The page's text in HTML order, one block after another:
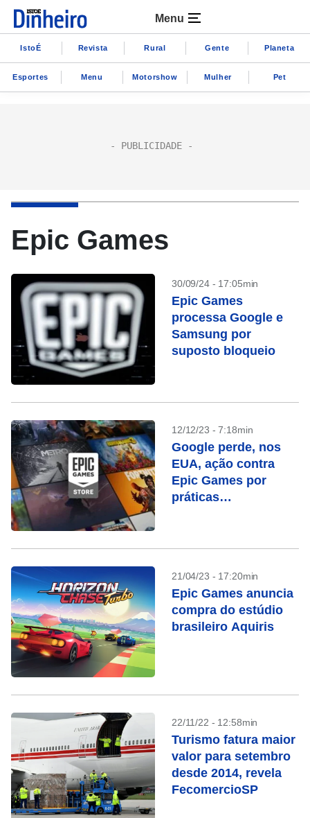
Menu
IstoÉ Revista Rural Gente Planeta
Esportes Menu Motorshow Mulher Pet
Epic Games
30/09/24 - 17:05min
Epic Games
processa Google e
Samsung por
suposto bloqueio
12/12/23 - 7:18min
Google perde, nos
EUA, ação contra
Epic Games por
práticas
21/04/23 - 17:20min
Epic Games anuncia
compra do estúdio
brasileiro Aquiris
22/11/22 - 12:58min
Turismo fatura maior
valor para setembro
desde 2014, revela
FecomercioSP